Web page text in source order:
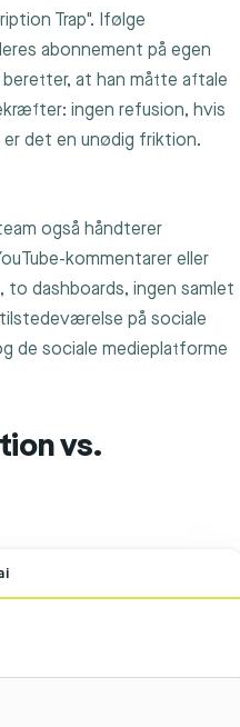
Trap". Ifølge
abonnement på egen
beretter, at han måtte aftale
ingen refusion, hvis
det en unødig friktion.
også håndterer
kommentarer eller
dashboards, ingen samlet
på sociale
de sociale medieplatforme
vs.